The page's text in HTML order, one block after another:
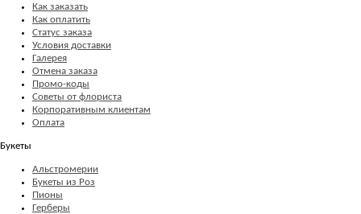
Как заказать
Как оплатить
Статус заказа
Условия доставки
Галерея
Отмена заказа
Промо-коды
Советы от флориста
Корпоративным клиентам
Оплата
Букеты
Альстромерии
Букеты из Роз
Пионы
Герберы